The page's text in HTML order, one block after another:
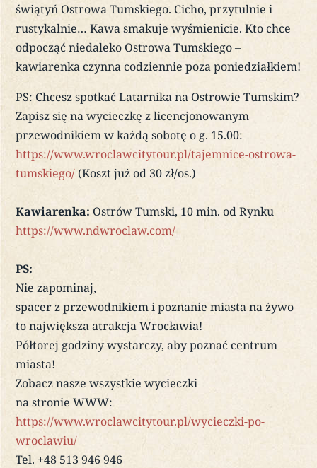
świątyń Ostrowa Tumskiego. Cicho, przytulnie i
rustykalnie… Kawa smakuje wyśmienicie. Kto chce
odpocząć niedaleko Ostrowa Tumskiego –
kawiarenka czynna codziennie poza poniedziałkiem!
PS: Chcesz spotkać Latarnika na Ostrowie Tumskim?
Zapisz się na wycieczkę z licencjonowanym
przewodnikiem w każdą sobotę o g. 15.00:
https://www.wroclawcitytour.pl/tajemnice-ostrowa-
tumskiego/ (Koszt już od 30 zł/os.)
Kawiarenka: Ostrów Tumski, 10 min. od Rynku
https://www.ndwroclaw.com/
PS:
Nie zapominaj,
spacer z przewodnikiem i poznanie miasta na żywo
to największa atrakcja Wrocławia!
Półtorej godziny wystarczy, aby poznać centrum
miasta!
Zobacz nasze wszystkie wycieczki
na stronie WWW:
https://www.wroclawcitytour.pl/wycieczki-po-
wroclawiu/
Tel. +48 513 946 946